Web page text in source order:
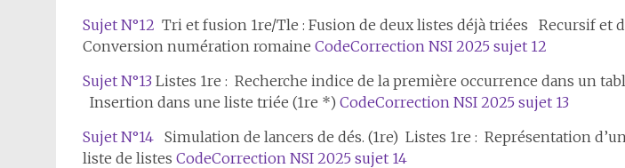
Sujet N°12 Tri et fusion 1re/Tle : Fusion de deux listes déjà triées Recursif et
Conversion numération romaine CodeCorrection NSI 2025 sujet 12
Sujet N°13 Listes 1re : Recherche indice de la première occurrence dans un
Insertion dans une liste triée (1re *) CodeCorrection NSI 2025 sujet 13
Sujet N°14 Simulation de lancers de dés. (1re) Listes 1re : Représentation
liste de listes CodeCorrection NSI 2025 sujet 14